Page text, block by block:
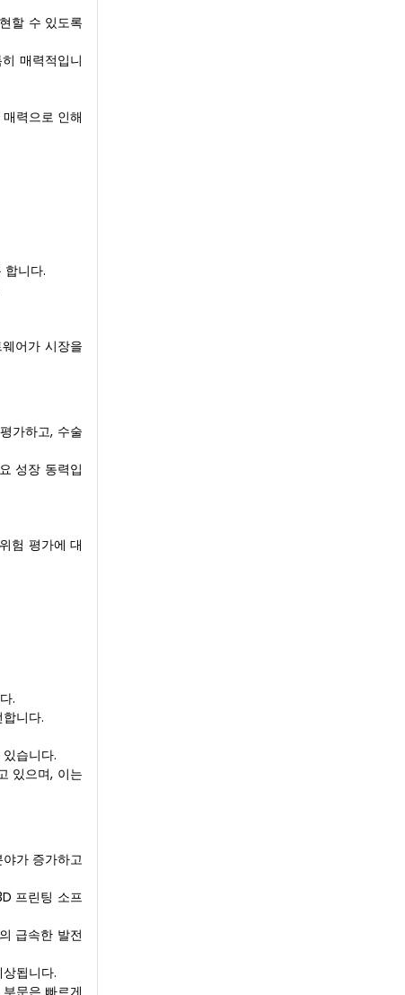
할 수 있도록
매력적입니
력으로 인해
합니다.
어가 시장을
가하고, 수술
성장 동력입
험 평가에 대
.
니다.
습니다.
있으며, 이는
가 증가하고
프린팅 소프
급속한 발전
됩니다.